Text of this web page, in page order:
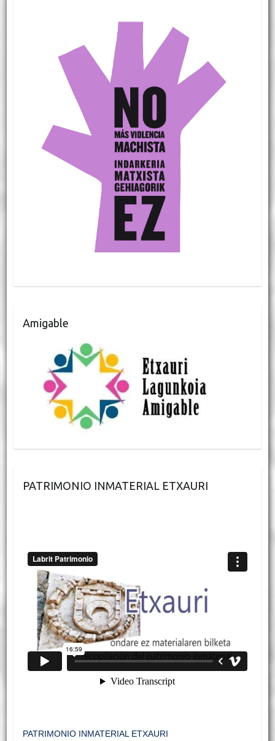
Amigable
PATRIMONIO INMATERIAL ETXAURI
PATRIMONIO INMATERIAL ETXAURI